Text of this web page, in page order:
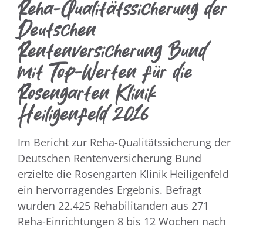
Reha-Qualitätssicherung der
Deutschen
Rentenversicherung Bund
mit Top-Werten für die
Rosengarten Klinik
Heiligenfeld 2016
Im Bericht zur Reha-Qualitätssicherung der
Deutschen Rentenversicherung Bund
erzielte die Rosengarten Klinik Heiligenfeld
ein hervorragendes Ergebnis. Befragt
wurden 22.425 Rehabilitanden aus 271
Reha-Einrichtungen 8 bis 12 Wochen nach